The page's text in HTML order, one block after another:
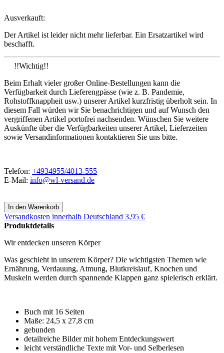
Ausverkauft:
Der Artikel ist leider nicht mehr lieferbar. Ein Ersatzartikel wird
beschafft.
!!Wichtig!!
Beim Erhalt vieler großer Online-Bestellungen kann die
Verfügbarkeit durch Lieferengpässe (wie z. B. Pandemie,
Rohstoffknappheit usw.) unserer Artikel kurzfristig überholt sein. In
diesem Fall würden wir Sie benachrichtigen und auf Wunsch den
vergriffenen Artikel portofrei nachsenden. Wünschen Sie weitere
Auskünfte über die Verfügbarkeiten unserer Artikel, Lieferzeiten
sowie Versandinformationen kontaktieren Sie uns bitte.
Telefon: +4934955/4013-555
E-Mail: info@wl-versand.de
Versandkosten innerhalb Deutschland 3,95 €
Produktdetails
Wir entdecken unseren Körper
Was geschieht in unserem Körper? Die wichtigsten Themen wie
Ernährung, Verdauung, Atmung, Blutkreislauf, Knochen und
Muskeln werden durch spannende Klappen ganz spielerisch erklärt.
Buch mit 16 Seiten
Maße: 24,5 x 27,8 cm
gebunden
detailreiche Bilder mit hohem Entdeckungswert
leicht verständliche Texte mit Vor- und Selberlesen